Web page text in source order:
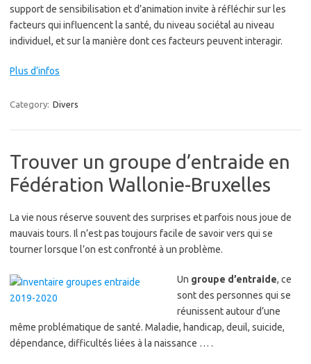
support de sensibilisation et d’animation invite à réfléchir sur les
facteurs qui influencent la santé, du niveau sociétal au niveau
individuel, et sur la manière dont ces facteurs peuvent interagir.
Plus d’infos
Category: Divers
Trouver un groupe d’entraide en
Fédération Wallonie-Bruxelles
La vie nous réserve souvent des surprises et parfois nous joue de
mauvais tours. Il n’est pas toujours facile de savoir vers qui se
tourner lorsque l’on est confronté à un problème.
Un groupe d’entraide, ce
sont des personnes qui se
réunissent autour d’une
même problématique de santé. Maladie, handicap, deuil, suicide,
dépendance, difficultés liées à la naissance … .